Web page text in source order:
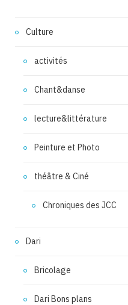
Culture
activités
Chant&danse
lecture&littérature
Peinture et Photo
théâtre & Ciné
Chroniques des JCC
Dari
Bricolage
Dari Bons plans